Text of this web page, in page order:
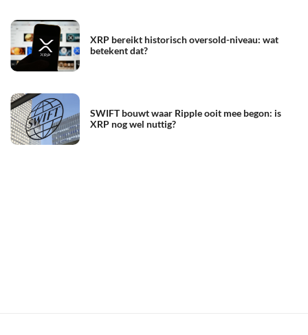
XRP bereikt historisch oversold-niveau: wat
betekent dat?
SWIFT bouwt waar Ripple ooit mee begon: is
XRP nog wel nuttig?